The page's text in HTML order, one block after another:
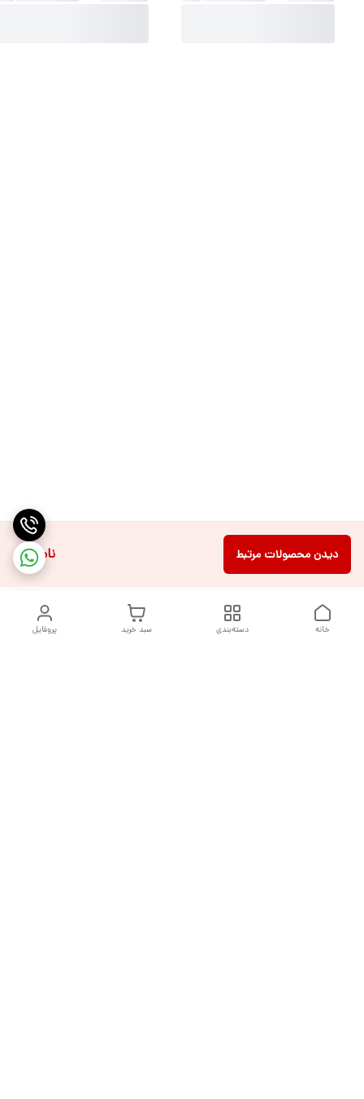
ناموجود دیدن محصولات مرتبط
پروفایل سبد خرید دسته‌بندی خانه